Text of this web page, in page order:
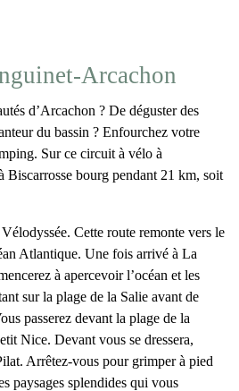
Arcachon
d’Arcachon ? De déguster des
du bassin ? Enfourchez votre
Sur ce circuit à vélo à
Biscarrosse bourg pendant 21 km, soit
Vélodyssée. Cette route remonte vers le
Atlantique. Une fois arrivé à La
à apercevoir l’océan et les
sur la plage de la Salie avant de
passerez devant la plage de la
Nice. Devant vous se dressera,
. Arrêtez-vous pour grimper à pied
paysages splendides qui vous